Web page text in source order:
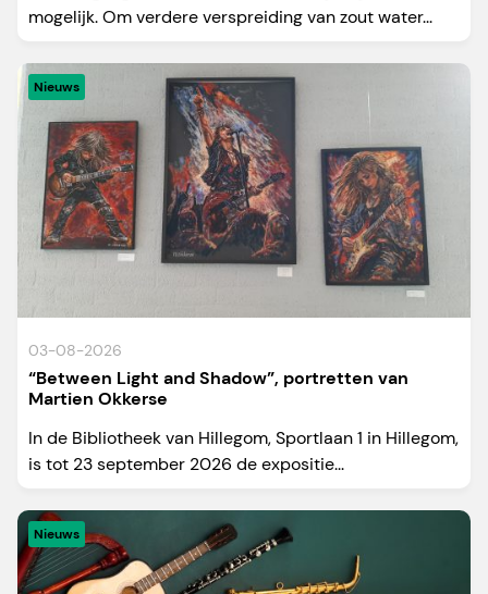
mogelijk. Om verdere verspreiding van zout water...
Nieuws
03-08-2026
“Between Light and Shadow”, portretten van
Martien Okkerse
In de Bibliotheek van Hillegom, Sportlaan 1 in Hillegom,
is tot 23 september 2026 de expositie...
Nieuws